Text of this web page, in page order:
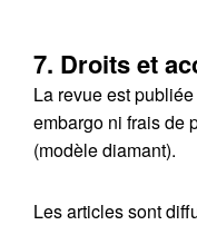
7. Droits et
La revue est
embargo ni frais de
(modèle diamant).
Les articles sont